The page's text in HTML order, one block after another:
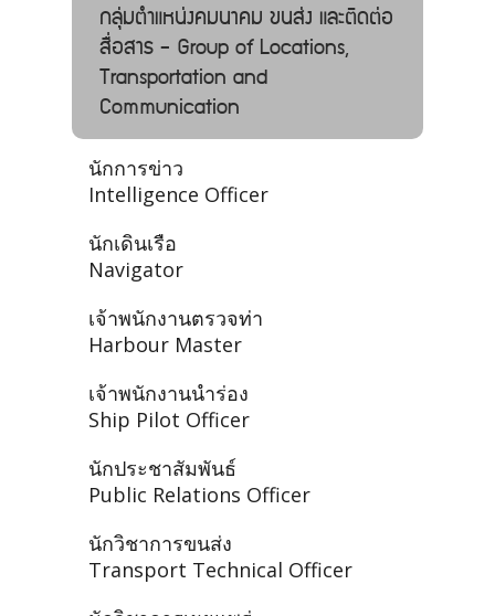
กลุ่มตำแหน่งคมนาคม ขนส่ง และติดต่อ
สื่อสาร - Group of Locations,
Transportation and
Communication
นักการข่าว
Intelligence Officer
นักเดินเรือ
Navigator
เจ้าพนักงานตรวจท่า
Harbour Master
เจ้าพนักงานนำร่อง
Ship Pilot Officer
นักประชาสัมพันธ์
Public Relations Officer
นักวิชาการขนส่ง
Transport Technical Officer